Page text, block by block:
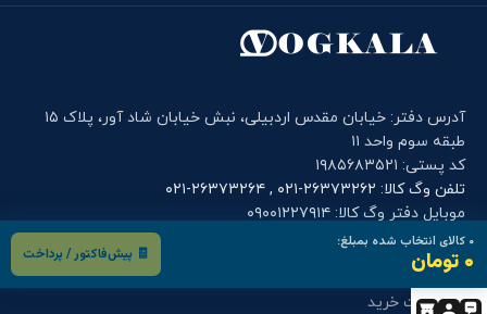
۰ کالای انتخاب شده بمبلغ:
۰ تومان 🧾 پیش‌فاکتور / پرداخت
آدرس دفتر: خیابان مقدس اردبیلی، نبش خیابان شاد آور، پلاک ۱۵
طبقه سوم واحد ۱۱
کد پستی: ۱۹۸۵۶۸۳۵۲۱
تلفن وگ کالا: ۲۶۳۷۳۲۶۲-۰۲۱ , ۲۶۳۷۳۲۶۴-۰۲۱
موبایل دفتر وگ کالا: ۰۹۰۰۱۲۲۷۹۱۴
فرم های کاربری
درخواست خرید